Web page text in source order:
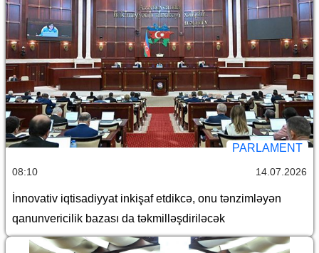
PARLAMENT
08:10 14.07.2026
İnnovativ iqtisadiyyat inkişaf etdikcə, onu tənzimləyən
qanunvericilik bazası da təkmilləşdiriləcək